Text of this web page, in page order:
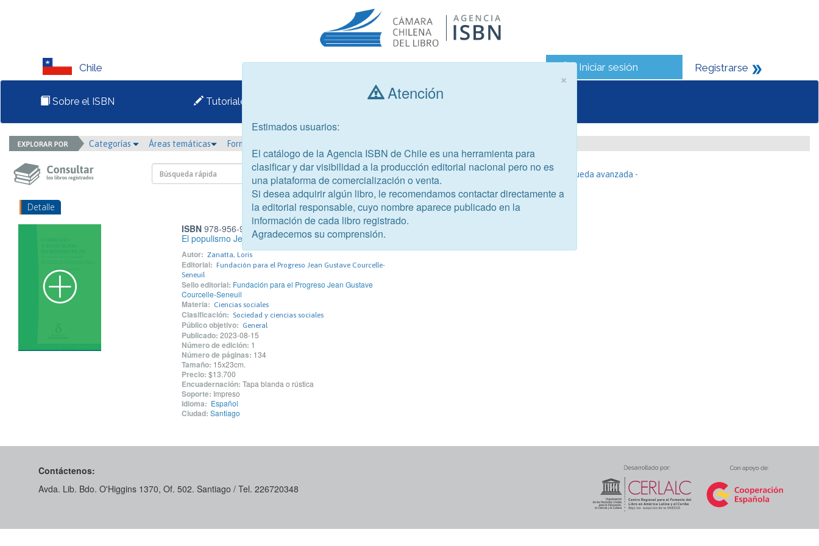
Chile Iniciar sesión Registrarse
Sobre el ISBN Tutoriales Consultar libros
Categorías Áreas temáticas Formato
- Búsqueda avanzada -
Detalle
ISBN978-956-9225-37-6
El populismo Jesuita
Autor: Zanatta, Loris
Editorial: Fundación para el Progreso Jean Gustave Courcelle-
Seneuil
Sello editorial: Fundación para el Progreso Jean Gustave
Courcelle-Seneuil
Materia: Ciencias sociales
Clasificación: Sociedad y ciencias sociales
Público objetivo: General
Publicado: 2023-08-15
Número de edición: 1
Número de páginas: 134
Tamaño: 15x23cm.
Precio: $13.700
Encuadernación: Tapa blanda o rústica
Soporte: Impreso
Idioma: Español
Ciudad: Santiago
Contáctenos:
Avda. Lib. Bdo. O'Higgins 1370, Of. 502. Santiago / Tel. 226720348
×
Atención
Estimados usuarios:
El catálogo de la Agencia ISBN de Chile es una herramienta para
clasificar y dar visibilidad a la producción editorial nacional pero no es
una plataforma de comercialización o venta.
Si desea adquirir algún libro, le recomendamos contactar directamente a
la editorial responsable, cuyo nombre aparece publicado en la
información de cada libro registrado.
Agradecemos su comprensión.